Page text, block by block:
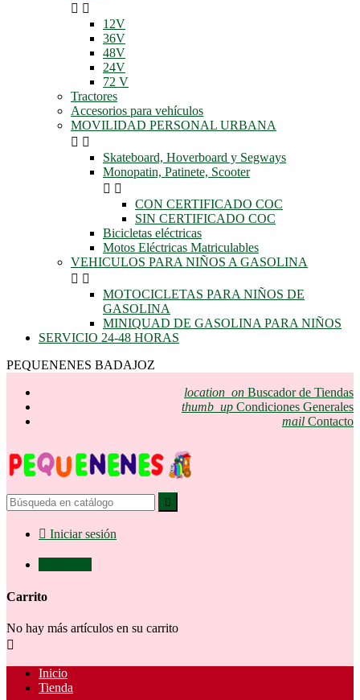
 
12V
36V
48V
24V
72 V
Tractores
Accesorios para vehículos
MOVILIDAD PERSONAL URBANA
 
Skateboard, Hoverboard y Segways
Monopatin, Patinete, Scooter
 
CON CERTIFICADO COC
SIN CERTIFICADO COC
Bicicletas eléctricas
Motos Eléctricas Matriculables
VEHICULOS PARA NIÑOS A GASOLINA
 
MOTOCICLETAS PARA NIÑOS DE
GASOLINA
MINIQUAD DE GASOLINA PARA NIÑOS
SERVICIO 24-48 HORAS
PEQUENENES BADAJOZ
location_on Buscador de Tiendas
thumb_up Condiciones Generales
mail Contacto

 Iniciar sesión
Carrito
No hay más artículos en su carrito

Inicio
Tienda